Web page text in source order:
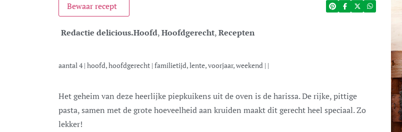
Bewaar recept
Redactie delicious.Hoofd,Hoofdgerecht,Recepten
aantal4| hoofd, hoofdgerecht | familietijd, lente, voorjaar, weekend | |
Het geheim van deze heerlijke piepkuikens uit de oven is de harissa. De rijke, pittige
pasta, samen met de grote hoeveelheid aan kruiden maakt dit gerecht heel speciaal. Zo
lekker!